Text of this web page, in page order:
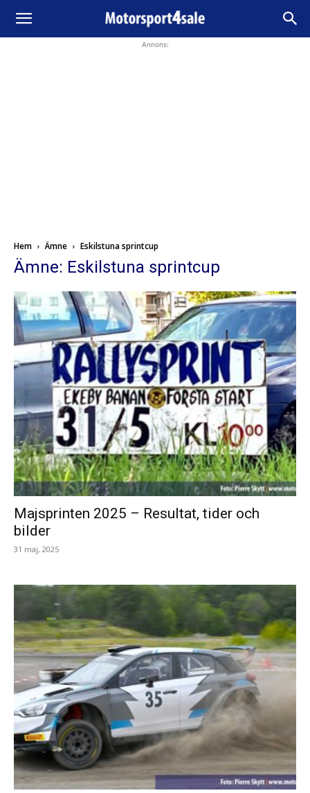
Annons:
Hem Ämne Eskilstuna sprintcup
Ämne: Eskilstuna sprintcup
Majsprinten 2025 – Resultat, tider och
bilder
31 maj, 2025